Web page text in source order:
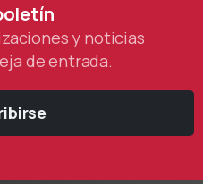
y noticias
de entrada.